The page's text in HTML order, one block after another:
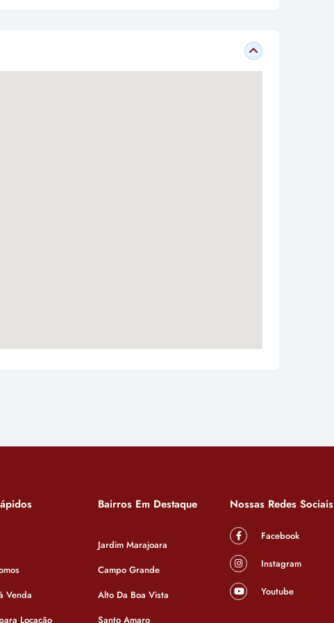
Venda
Locação
Bairros Em Destaque
Jardim Marajoara
Campo Grande
Alto Da Boa Vista
Santo Amaro
Nossas Redes Sociais
Facebook
Instagram
Youtube